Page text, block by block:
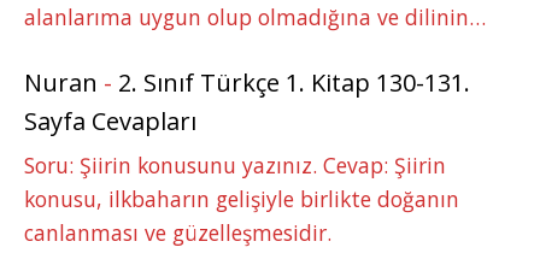
alanlarıma uygun olup olmadığına ve dilinin…
Nuran - 2. Sınıf Türkçe 1. Kitap 130-131.
Sayfa Cevapları
Soru: Şiirin konusunu yazınız. Cevap: Şiirin
konusu, ilkbaharın gelişiyle birlikte doğanın
canlanması ve güzelleşmesidir.